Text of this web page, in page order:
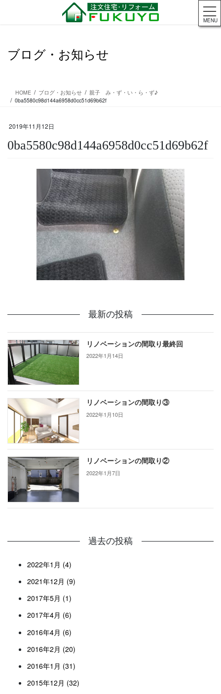
ブログ・お知らせ
HOME ブログ・お知らせ
親子 み・ず・い・ら・ず♪
0ba5580c98d144a6958d0cc51d69b62f
2019年11月12日
0ba5580c98d144a6958d0cc51d69b62f
最新の投稿
リノベーションの間取り最終回
2022年1月14日
リノベーションの間取り③
2022年1月10日
リノベーションの間取り②
2022年1月7日
過去の投稿
2022年1月 (4)
2021年12月 (9)
2017年5月 (1)
2017年4月 (6)
2016年4月 (6)
2016年2月 (20)
2016年1月 (31)
2015年12月 (32)
MENU